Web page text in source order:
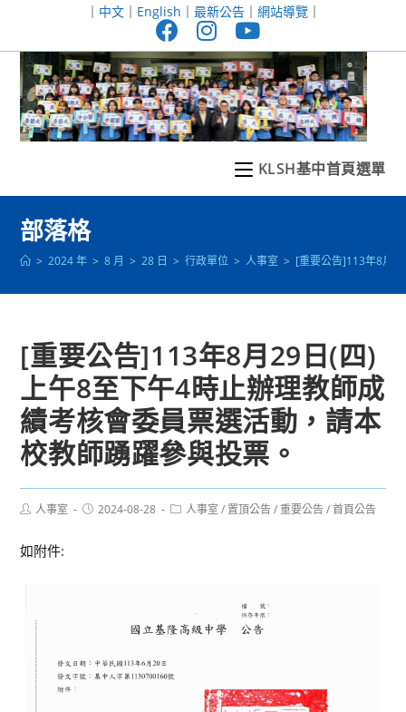
至
｜ 中文｜ English ｜ 最新公告｜ 網站導覽｜
KLSH基中首頁選單
部落格
> 2024 年 > 8 月 > 28 日 > 行政單位 > 人事室 > [重要公告]113年8月
[重要公告]113年8月29日(四)
上午8至下午4時止辦理教師成
績考核會委員票選活動，請本
校教師踴躍參與投票。
Post人事室
Post2024-08-28
Post人事室 / 置頂公告 / 重要公告 / 首頁公告
如附件: